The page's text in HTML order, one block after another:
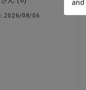
2026/08/06